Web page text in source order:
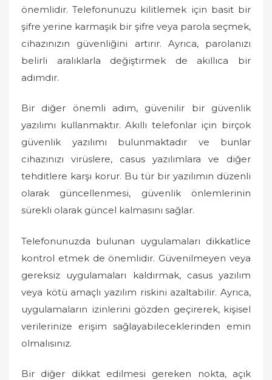
önemlidir. Telefonunuzu kilitlemek için basit bir
şifre yerine karmaşık bir şifre veya parola seçmek,
cihazınızın güvenliğini artırır. Ayrıca, parolanızı
belirli aralıklarla değiştirmek de akıllıca bir
adımdır.
Bir diğer önemli adım, güvenilir bir güvenlik
yazılımı kullanmaktır. Akıllı telefonlar için birçok
güvenlik yazılımı bulunmaktadır ve bunlar
cihazınızı virüslere, casus yazılımlara ve diğer
tehditlere karşı korur. Bu tür bir yazılımın düzenli
olarak güncellenmesi, güvenlik önlemlerinin
sürekli olarak güncel kalmasını sağlar.
Telefonunuzda bulunan uygulamaları dikkatlice
kontrol etmek de önemlidir. Güvenilmeyen veya
gereksiz uygulamaları kaldırmak, casus yazılım
veya kötü amaçlı yazılım riskini azaltabilir. Ayrıca,
uygulamaların izinlerini gözden geçirerek, kişisel
verilerinize erişim sağlayabileceklerinden emin
olmalısınız.
Bir diğer dikkat edilmesi gereken nokta, açık